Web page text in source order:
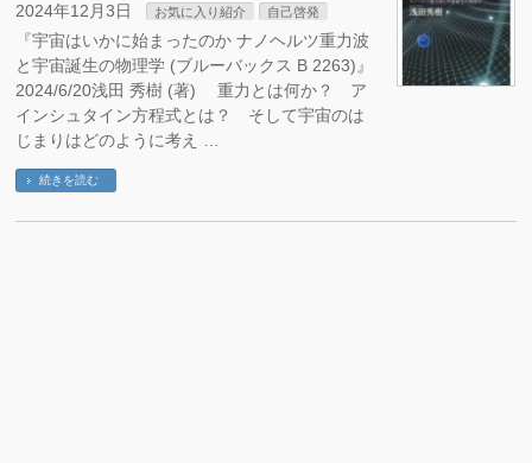
2024年12月3日 お気に入り紹介 自己啓発
『宇宙はいかに始まったのか ナノヘルツ重力波
と宇宙誕生の物理学 (ブルーバックス B 2263)』
2024/6/20浅田 秀樹 (著) 重力とは何か？ ア
インシュタイン方程式とは？ そして宇宙のは
じまりはどのように考え …
続きを読む